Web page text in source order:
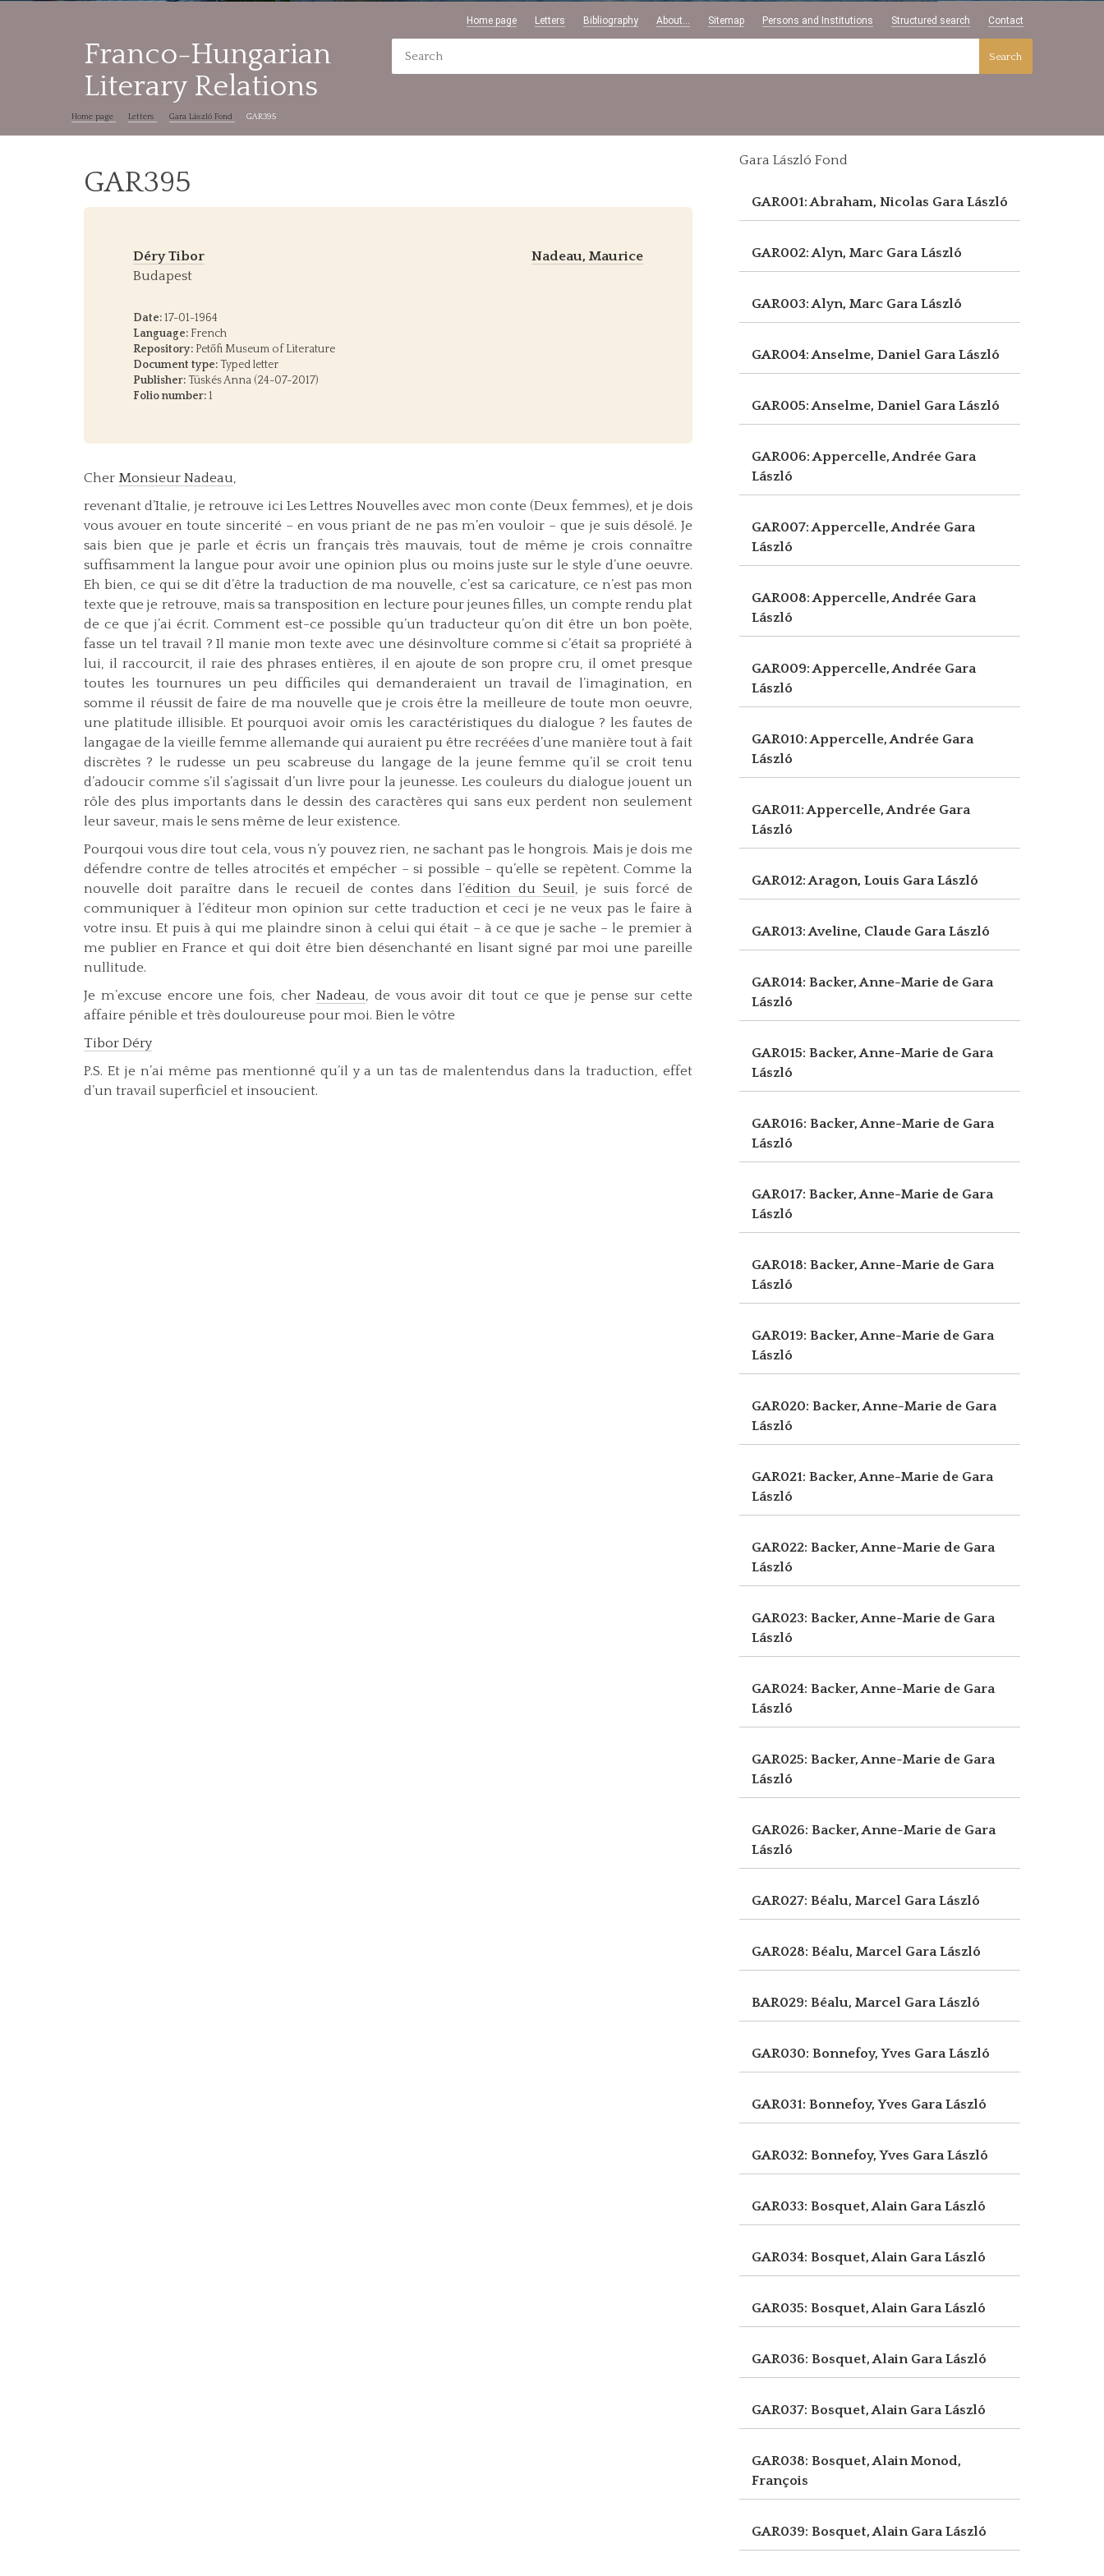
Home page Letters Bibliography About... Sitemap Persons and Institutions Structured search Contact
Franco-Hungarian
Literary Relations
Search
Home page Letters Gara László Fond GAR395
GAR395
Déry Tibor
Nadeau, Maurice
Budapest
Date:17-01-1964
Language: French
Repository: Petőfi Museum of Literature
Document type: Typed letter
Publisher: Tüskés Anna (24-07-2017)
Folio number:1
Cher Monsieur Nadeau,
revenant d’Italie, je retrouve ici Les Lettres Nouvelles avec mon conte (Deux femmes), et je dois
vous avouer en toute sincerité – en vous priant de ne pas m’en vouloir – que je suis désolé. Je
sais bien que je parle et écris un français très mauvais, tout de même je crois connaître
suffisamment la langue pour avoir une opinion plus ou moins juste sur le style d’une oeuvre.
Eh bien, ce qui se dit d’être la traduction de ma nouvelle, c’est sa caricature, ce n’est pas mon
texte que je retrouve, mais sa transposition en lecture pour jeunes filles, un compte rendu plat
de ce que j’ai écrit. Comment est-ce possible qu’un traducteur qu’on dit être un bon poète,
fasse un tel travail ? Il manie mon texte avec une désinvolture comme si c’était sa propriété à
lui, il raccourcit, il raie des phrases entières, il en ajoute de son propre cru, il omet presque
toutes les tournures un peu difficiles qui demanderaient un travail de l’imagination, en
somme il réussit de faire de ma nouvelle que je crois être la meilleure de toute mon oeuvre,
une platitude illisible. Et pourquoi avoir omis les caractéristiques du dialogue ? les fautes de
langagae de la vieille femme allemande qui auraient pu être recréées d’une manière tout à fait
discrètes ? le rudesse un peu scabreuse du langage de la jeune femme qu’il se croit tenu
d’adoucir comme s’il s’agissait d’un livre pour la jeunesse. Les couleurs du dialogue jouent un
rôle des plus importants dans le dessin des caractères qui sans eux perdent non seulement
leur saveur, mais le sens même de leur existence.
Pourqoui vous dire tout cela, vous n’y pouvez rien, ne sachant pas le hongrois. Mais je dois me
défendre contre de telles atrocités et empécher – si possible – qu’elle se repètent. Comme la
nouvelle doit paraître dans le recueil de contes dans l’édition du Seuil, je suis forcé de
communiquer à l’éditeur mon opinion sur cette traduction et ceci je ne veux pas le faire à
votre insu. Et puis à qui me plaindre sinon à celui qui était – à ce que je sache – le premier à
me publier en France et qui doit être bien désenchanté en lisant signé par moi une pareille
nullitude.
Je m’excuse encore une fois, cher Nadeau, de vous avoir dit tout ce que je pense sur cette
affaire pénible et très douloureuse pour moi. Bien le vôtre
Tibor Déry
P.S. Et je n’ai même pas mentionné qu’il y a un tas de malentendus dans la traduction, effet
d’un travail superficiel et insoucient.
Gara László Fond
GAR001: Abraham, Nicolas Gara László
GAR002: Alyn, Marc Gara László
GAR003: Alyn, Marc Gara László
GAR004: Anselme, Daniel Gara László
GAR005: Anselme, Daniel Gara László
GAR006: Appercelle, Andrée Gara
László
GAR007: Appercelle, Andrée Gara
László
GAR008: Appercelle, Andrée Gara
László
GAR009: Appercelle, Andrée Gara
László
GAR010: Appercelle, Andrée Gara
László
GAR011: Appercelle, Andrée Gara
László
GAR012: Aragon, Louis Gara László
GAR013: Aveline, Claude Gara László
GAR014: Backer, Anne-Marie de Gara
László
GAR015: Backer, Anne-Marie de Gara
László
GAR016: Backer, Anne-Marie de Gara
László
GAR017: Backer, Anne-Marie de Gara
László
GAR018: Backer, Anne-Marie de Gara
László
GAR019: Backer, Anne-Marie de Gara
László
GAR020: Backer, Anne-Marie de Gara
László
GAR021: Backer, Anne-Marie de Gara
László
GAR022: Backer, Anne-Marie de Gara
László
GAR023: Backer, Anne-Marie de Gara
László
GAR024: Backer, Anne-Marie de Gara
László
GAR025: Backer, Anne-Marie de Gara
László
GAR026: Backer, Anne-Marie de Gara
László
GAR027: Béalu, Marcel Gara László
GAR028: Béalu, Marcel Gara László
BAR029: Béalu, Marcel Gara László
GAR030: Bonnefoy, Yves Gara László
GAR031: Bonnefoy, Yves Gara László
GAR032: Bonnefoy, Yves Gara László
GAR033: Bosquet, Alain Gara László
GAR034: Bosquet, Alain Gara László
GAR035: Bosquet, Alain Gara László
GAR036: Bosquet, Alain Gara László
GAR037: Bosquet, Alain Gara László
GAR038: Bosquet, AlainMonod,
François
GAR039: Bosquet, Alain Gara László